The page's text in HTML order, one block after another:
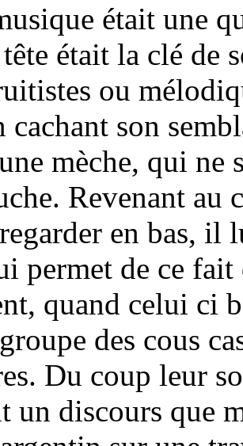
était une
était la clé de
ou
cachant son
mèche, qui
Revenant au
en bas, il
permet de ce fait
quand celui ci
des cous
Du coup leur
un discours que